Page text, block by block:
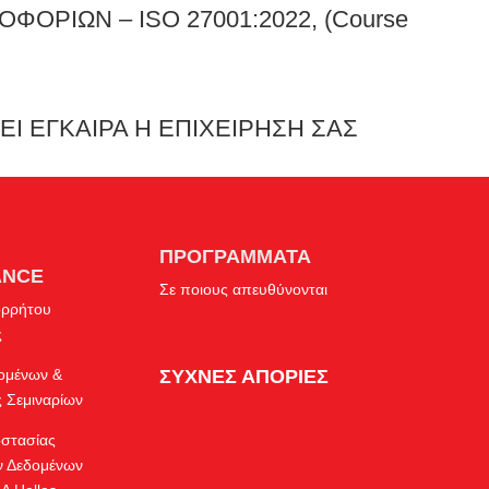
– ISO 27001:2022, (Course
ΕΓΚΑΙΡΑ Η ΕΠΙΧΕΙΡΗΣΗ ΣΑΣ
&
ΠΡΟΓΡΑΜΜΑΤΑ
Σε ποιους απευθύνονται
ΣΥΧΝΕΣ ΑΠΟΡΙΕΣ